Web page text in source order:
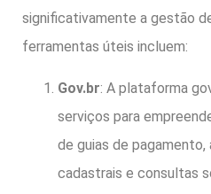
significativamente a gestão
ferramentas úteis incluem:
Gov.br: A plataforma
serviços para
de guias de
cadastrais e consultas